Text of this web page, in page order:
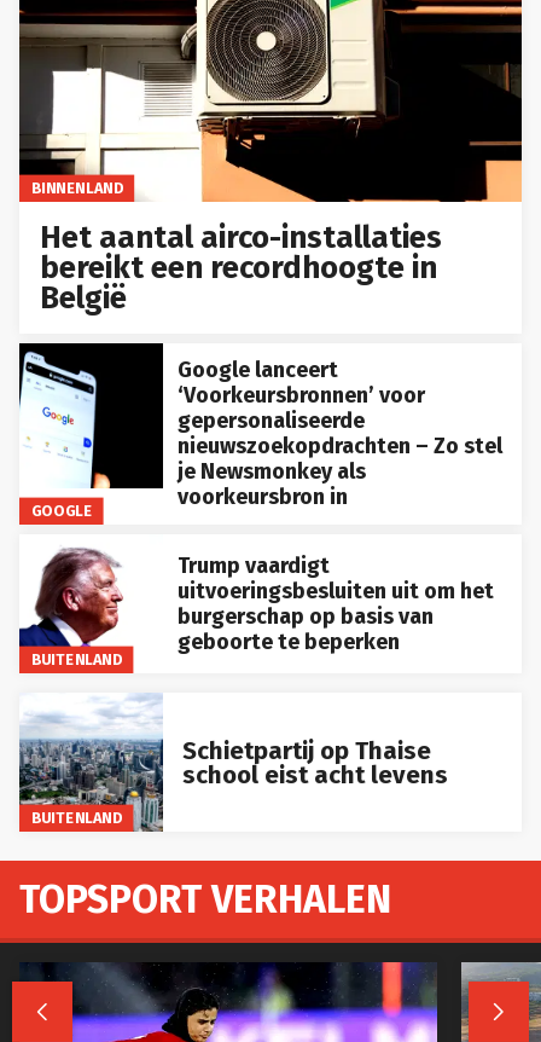
BINNENLAND
Het aantal airco-installaties
bereikt een recordhoogte in
België
GOOGLE
Google lanceert
‘Voorkeursbronnen’ voor
gepersonaliseerde
nieuwszoekopdrachten – Zo stel
je Newsmonkey als
voorkeursbron in
BUITENLAND
Trump vaardigt
uitvoeringsbesluiten uit om het
burgerschap op basis van
geboorte te beperken
BUITENLAND
school eist acht levens
TOPSPORT VERHALEN